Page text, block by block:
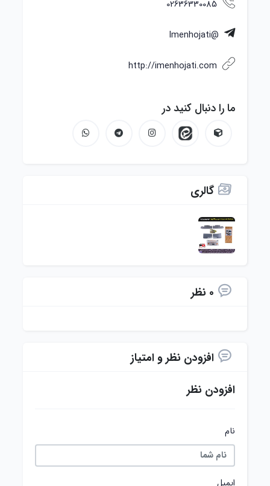
02636330085
@Imenhojati
http://imenhojati.com
ما را دنبال کنید در
گالری
0 نظر
افزودن نظر و امتیاز
افزودن نظر
نام